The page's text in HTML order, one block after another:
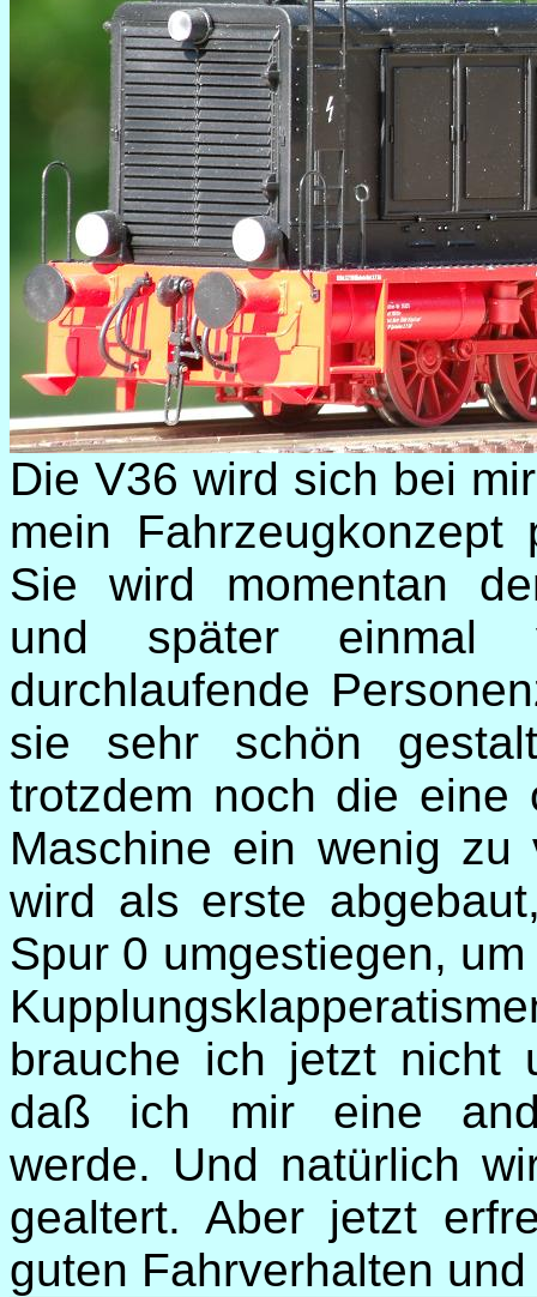
Die V36 wird sich bei
mein
Sie wird momentan
und später einmal
durchlaufende
sie sehr schön
trotzdem noch die eine
Maschine ein wenig zu
wird als erste
Spur 0 umgestiegen,
brauche ich jetzt nicht
daß ich mir eine
werde. Und natürlich
gealtert. Aber jetzt
guten Fahrverhalten